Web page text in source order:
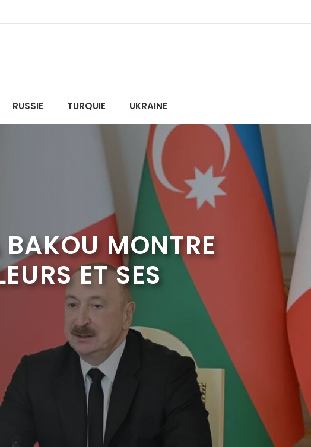
RUSSIE TURQUIE UKRAINE
MONTRE
ET SES